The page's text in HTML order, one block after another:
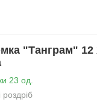
"Танграм" 12
23 од.
роздріб